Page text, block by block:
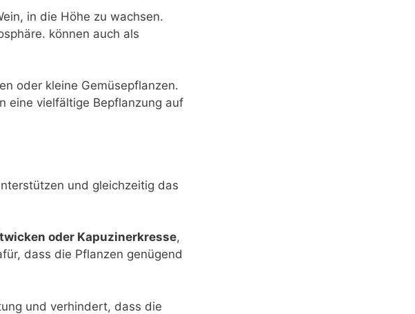
in die Höhe zu wachsen.
können auch als
oder kleine Gemüsepflanzen.
eine vielfältige Bepflanzung auf
und gleichzeitig das
oder Kapuzinerkresse,
dass die Pflanzen genügend
und verhindert, dass die